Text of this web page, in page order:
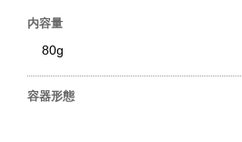
内容量
80g
容器形態